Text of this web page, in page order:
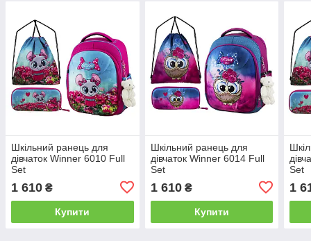
Шкільний ранець для
дівчаток Winner 6010 Full
Set
1 610 ₴
Купити
Шкільний ранець для
дівчаток Winner 6014 Full
Set
1 610₴
Купити
Set
1